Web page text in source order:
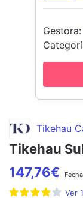
Tikehau
Tikehau
147,76€
Ver 1
Gestora: